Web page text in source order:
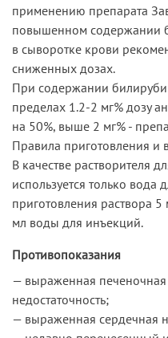
применению препарата
повышенном содержании
в сыворотке крови
сниженных дозах.
При содержании
пределах 1.2-2 мг% дозу
на 50%, выше 2 мг% -
Правила приготовления и
В качестве растворителя
используется только вода
приготовления раствора
мл воды для инъекций.
Противопоказания
— выраженная
недостаточность;
— выраженная сердечная